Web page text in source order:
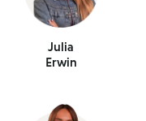
Julia
Erwin